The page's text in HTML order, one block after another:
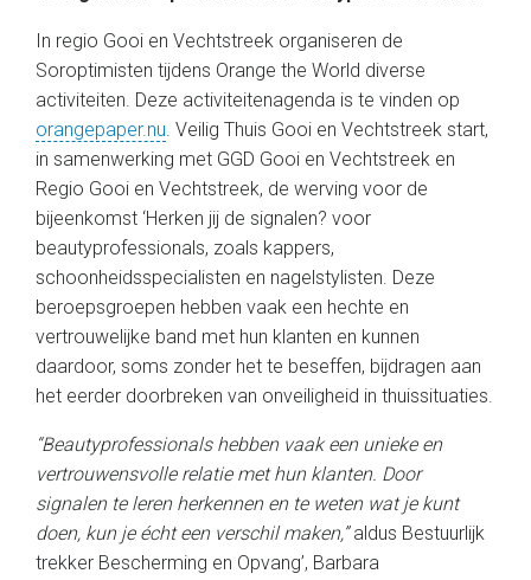
In regio Gooi en Vechtstreek organiseren de
Soroptimisten tijdens Orange the World diverse
activiteiten. Deze activiteitenagenda is te vinden op
orangepaper.nu. Veilig Thuis Gooi en Vechtstreek start,
in samenwerking met GGD Gooi en Vechtstreek en
Regio Gooi en Vechtstreek, de werving voor de
bijeenkomst ‘Herken jij de signalen? voor
beautyprofessionals, zoals kappers,
schoonheidsspecialisten en nagelstylisten. Deze
beroepsgroepen hebben vaak een hechte en
vertrouwelijke band met hun klanten en kunnen
daardoor, soms zonder het te beseffen, bijdragen aan
het eerder doorbreken van onveiligheid in thuissituaties.
“Beautyprofessionals hebben vaak een unieke en
vertrouwensvolle relatie met hun klanten. Door
signalen te leren herkennen en te weten wat je kunt
doen, kun je écht een verschil maken,”aldus Bestuurlijk
trekker Bescherming en Opvang’, Barbara